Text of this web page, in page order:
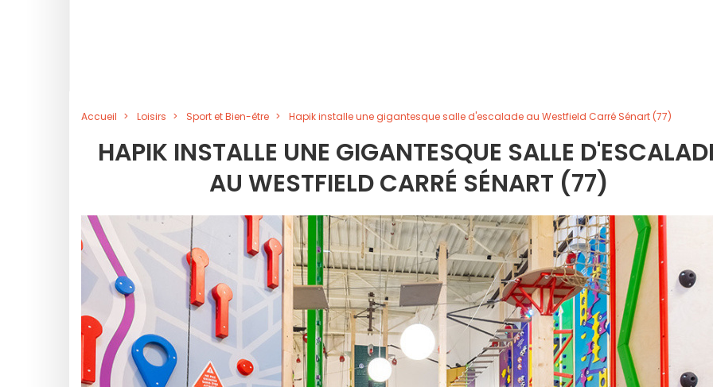
Accueil Loisirs Sport et Bien-être Hapik installe une gigantesque salle d'escalade au Westfield Carré Sénart (77)
HAPIK INSTALLE UNE GIGANTESQUE SALLE
AU WESTFIELD CARRÉ SÉNART (77)